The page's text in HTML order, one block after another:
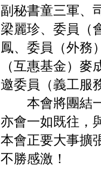
副秘書童三軍、
梁麗珍、委員（
鳳、委員（外務
（互惠基金）
邀委員（義工服
本會將團結一
亦會一如既往，
本會正要大事擴
不勝感激！